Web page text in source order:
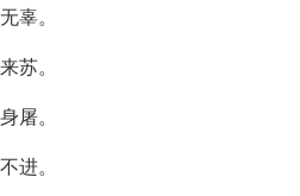
辜。
苏。
屠。
进。